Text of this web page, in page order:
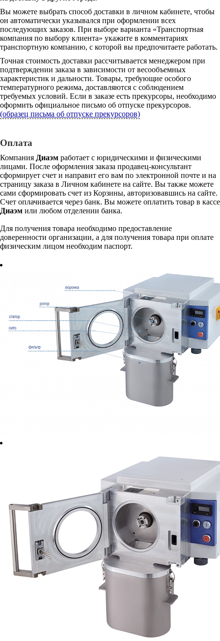
Вы можете выбрать способ доставки в личном кабинете, чтобы
он автоматически указывался при оформлении всех
последующих заказов. При выборе варианта «Транспортная
компания по выбору клиента» укажите в комментариях
транспортную компанию, с которой вы предпочитаете работать.
Точная стоимость доставки рассчитывается менеджером при
подтверждении заказа в зависимости от весообъемных
характеристик и дальности. Товары, требующие особого
температурного режима, доставляются с соблюдением
требуемых условий. Если в заказе есть прекурсоры, необходимо
оформить официальное письмо об отпуске прекурсоров.
(образец письма об отпуске прекурсоров)
Оплата
Компания Диаэм работает с юридическими и физическими
лицами. После оформления заказа продавец-консультант
сформирует счет и направит его вам по электронной почте и на
страницу заказа в Личном кабинете на сайте. Вы также можете
сами сформировать счет из Корзины, авторизовавшись на сайте.
Счет оплачивается через банк. Вы можете оплатить товар в кассе
Диаэм или любом отделении банка.
Для получения товара необходимо предоставление
доверенности организации, а для получения товара при оплате
физическим лицом необходим паспорт.